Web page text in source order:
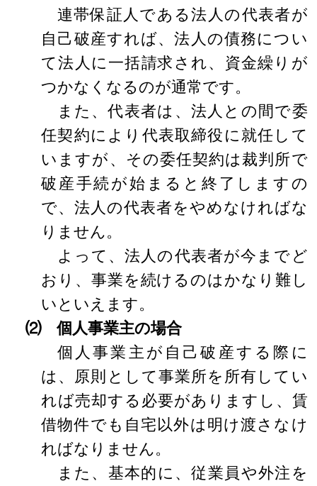
連帯保証人である法人の代表者が
自己破産すれば、法人の債務につい
て法人に一括請求され、資金繰りが
つかなくなるのが通常です。
また、代表者は、法人との間で委
任契約により代表取締役に就任して
いますが、その委任契約は裁判所で
破産手続が始まると終了しますの
で、法人の代表者をやめなければな
りません。
よって、法人の代表者が今までど
おり、事業を続けるのはかなり難し
いといえます。
⑵ 個人事業主の場合
個人事業主が自己破産する際に
は、原則として事業所を所有してい
れば売却する必要がありますし、賃
借物件でも自宅以外は明け渡さなけ
ればなりません。
また、基本的に、従業員や外注を